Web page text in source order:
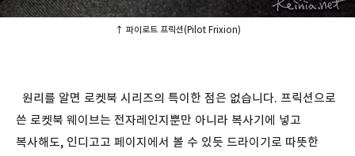
↑ 파이로트 프릭션(Pilot Frixion)
원리를 알면 로켓북 시리즈의 특이한 점은 없습니다. 프릭션으로
쓴 로켓북 웨이브는 전자레인지뿐만 아니라 복사기에 넣고
복사해도, 인디고고 페이지에서 볼 수 있듯 드라이기로 따뜻한